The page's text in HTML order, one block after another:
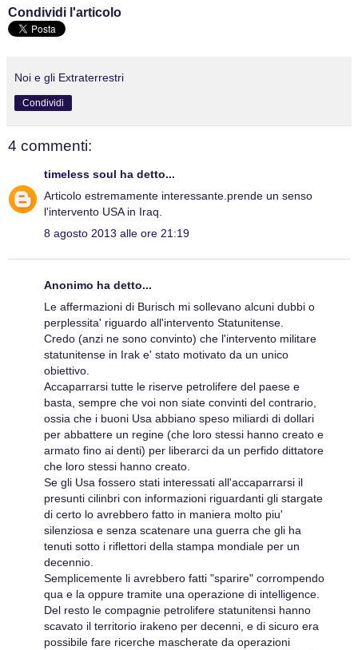
Condividi l'articolo
Noi e gli Extraterrestri
Condividi
4 commenti:
timeless soul ha detto...
Articolo estremamente interessante.prende un senso
l'intervento USA in Iraq.
8 agosto 2013 alle ore 21:19
Anonimo ha detto...
Le affermazioni di Burisch mi sollevano alcuni dubbi o
perplessita' riguardo all'intervento Statunitense.
Credo (anzi ne sono convinto) che l'intervento militare
statunitense in Irak e' stato motivato da un unico
obiettivo.
Accaparrarsi tutte le riserve petrolifere del paese e
basta, sempre che voi non siate convinti del contrario,
ossia che i buoni Usa abbiano speso miliardi di dollari
per abbattere un regine (che loro stessi hanno creato e
armato fino ai denti) per liberarci da un perfido dittatore
che loro stessi hanno creato.
Se gli Usa fossero stati interessati all'accaparrarsi il
presunti cilinbri con informazioni riguardanti gli stargate
di certo lo avrebbero fatto in maniera molto piu'
silenziosa e senza scatenare una guerra che gli ha
tenuti sotto i riflettori della stampa mondiale per un
decennio.
Semplicemente li avrebbero fatti "sparire" corrompendo
qua e la oppure tramite una operazione di intelligence.
Del resto le compagnie petrolifere statunitensi hanno
scavato il territorio irakeno per decenni, e di sicuro era
possibile fare ricerche mascherate da operazioni